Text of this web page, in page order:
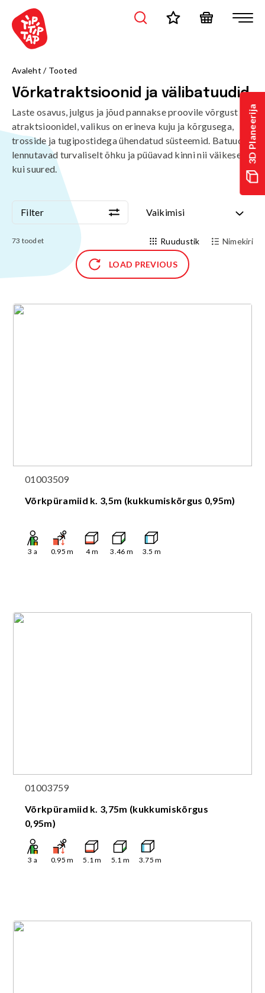
3D Planeerija
Avaleht / Tooted
Võrkatraktsioonid ja välibatuudid
Laste osavus, julgus ja jõud pannakse proovile võrgust
atraktsioonidel, valikus on erineva kuju ja kõrgusega,
trosside ja tugipostidega ühendatud süsteemid. Batuudid
lennutavad turvaliselt õhku ja püüavad kinni nii väikesed
kui suured.
Filter
Filter Vaikimisi
73 toodet Ruudustik Nimekiri
LOAD PREVIOUS
01003509
Võrkpüramiid k. 3,5m (kukkumiskõrgus 0,95m)
3 a 0.95 m 4m 3.46 m 3.5 m
01003759
Võrkpüramiid k. 3,75m (kukkumiskõrgus
0,95m)
3 a 0.95 m 5.1m 5.1 m 3.75 m